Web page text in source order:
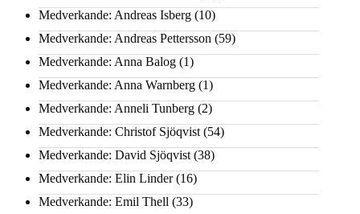
Medverkande: Andreas Isberg (10)
Medverkande: Andreas Pettersson (59)
Medverkande: Anna Balog (1)
Medverkande: Anna Warnberg (1)
Medverkande: Anneli Tunberg (2)
Medverkande: Christof Sjöqvist (54)
Medverkande: David Sjöqvist (38)
Medverkande: Elin Linder(16)
Medverkande: Emil Thell (33)